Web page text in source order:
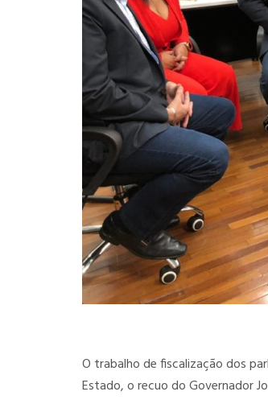
O trabalho de fiscalização dos
Estado, o recuo do Governador